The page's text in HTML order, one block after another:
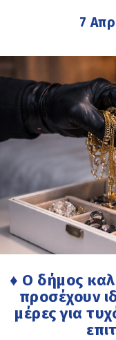
7
♦ Ο δήμος
προσέχουν
μέρες για